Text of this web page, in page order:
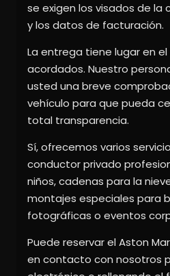
se exigen los visados de la
y los datos de facturación.
La entrega tiene lugar en el
acordados. Nuestro
usted una breve
vehículo para que pueda
total transparencia.
Sí, ofrecemos varios
conductor privado
niños, cadenas para la
montajes especiales para
fotográficas o eventos
Puede reservar el Aston
en contacto con nosotros